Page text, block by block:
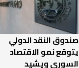
صندوق النقد الدولي
يتوقع نمو الاقتصاد
السوري ويشيد